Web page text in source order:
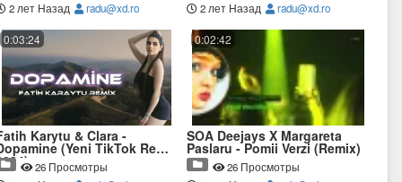
2 лет Назад
radu@xd.ro
2 лет Назад
radu@xd.ro
0:03:24
Karytu & Clara -
(Yeni TikTok Remix
26 Просмотры
0:02:42
SOA Deejays X Margareta
Paslaru - Pomii Verzi (Remix)
26 Просмотры